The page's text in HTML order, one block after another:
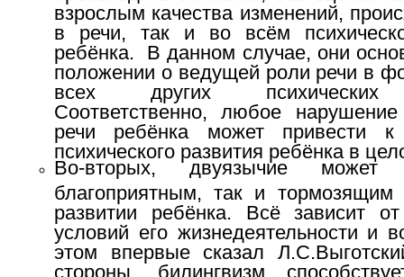
взрослым качества изменений,
в речи, так и во всём
ребёнка. В данном случае, они
положении о ведущей роли речи в
всех других психических
Соответственно, любое
речи ребёнка может привести к
психического развития ребёнка в
Во-вторых, двуязычие
благоприятным, так и
развитии ребёнка. Всё зависит от
условий его жизнедеятельности и
этом впервые сказал
стороны, билингвизм